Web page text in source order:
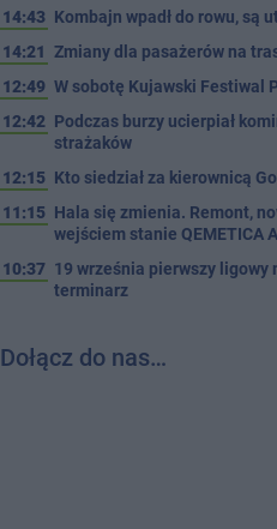
14:43 Kombajn wpadł do rowu, są
14:21 Zmiany dla pasażerów na
12:49 W sobotę Kujawski Festiwal
12:42 Podczas burzy ucierpiał
strażaków
12:15 Kto siedział za kierownicą
11:15 Hala się zmienia. Remont,
wejściem stanie QEMETICA
10:37 19 września pierwszy ligowy
terminarz
Dołącz do nas…